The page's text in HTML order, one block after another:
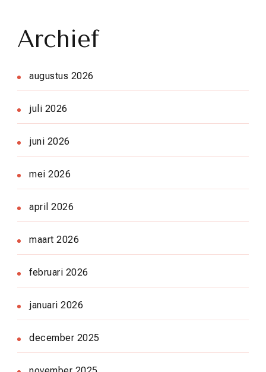
Archief
augustus 2026
juli 2026
juni 2026
mei 2026
april 2026
maart 2026
februari 2026
januari 2026
december 2025